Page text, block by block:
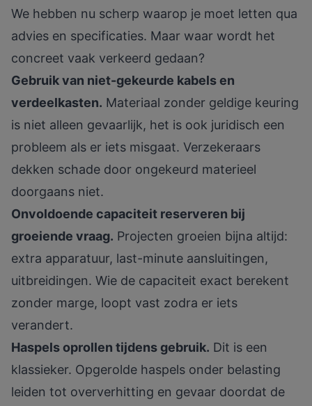
We hebben nu scherp waarop je moet letten qua
advies en specificaties. Maar waar wordt het
concreet vaak verkeerd gedaan?
Gebruik van niet-gekeurde kabels en
verdeelkasten. Materiaal zonder geldige keuring
is niet alleen gevaarlijk, het is ook juridisch een
probleem als er iets misgaat. Verzekeraars
dekken schade door ongekeurd materieel
doorgaans niet.
Onvoldoende capaciteit reserveren bij
groeiende vraag. Projecten groeien bijna altijd:
extra apparatuur, last-minute aansluitingen,
uitbreidingen. Wie de capaciteit exact berekent
zonder marge, loopt vast zodra er iets
verandert.
Haspels oprollen tijdens gebruik. Dit is een
klassieker. Opgerolde haspels onder belasting
leiden tot oververhitting en gevaar doordat de